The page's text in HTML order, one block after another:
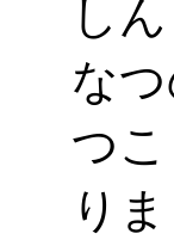
し
な
つ
り